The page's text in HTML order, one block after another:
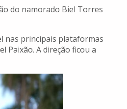
do namorado Biel Torres
nas principais plataformas
Paixão. A direção ficou a